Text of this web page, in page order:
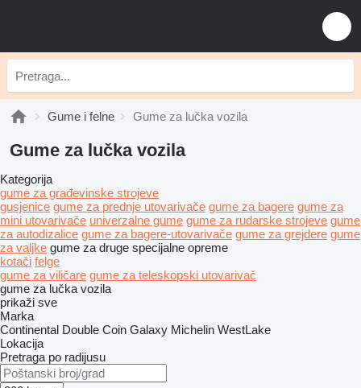
Gume i felne Gume za lučka vozila
Gume za lučka vozila
Kategorija
gume za građevinske strojeve
gusjenice gume za prednje utovarivače gume za bagere gume za
mini utovarivače univerzalne gume gume za rudarske strojeve gume
za autodizalice gume za bagere-utovarivače gume za grejdere gume
za valjke gume za druge specijalne opreme
kotači felge
gume za viličare gume za teleskopski utovarivač
gume za lučka vozila
prikaži sve
Marka
Continental Double Coin Galaxy Michelin WestLake
Lokacija
Pretraga po radijusu